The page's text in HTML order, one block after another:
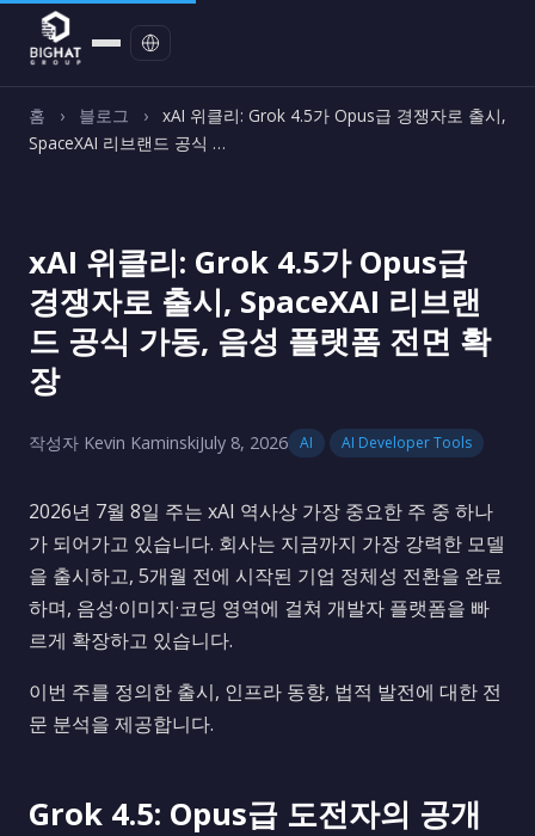
홈 › 블로그 ›
xAI 위클리: Grok 4.5가 Opus급 경쟁자로 출시,
SpaceXAI 리브랜드 공식 …
xAI 위클리: Grok 4.5가 Opus급
경쟁자로 출시, SpaceXAI 리브랜
드 공식 가동, 음성 플랫폼 전면 확
장
작성자 Kevin KaminskiJuly 8, 2026 AI AI Developer Tools
2026년 7월 8일 주는 xAI 역사상 가장 중요한 주 중 하나
가 되어가고 있습니다. 회사는 지금까지 가장 강력한 모델
을 출시하고, 5개월 전에 시작된 기업 정체성 전환을 완료
하며, 음성·이미지·코딩 영역에 걸쳐 개발자 플랫폼을 빠
르게 확장하고 있습니다.
이번 주를 정의한 출시, 인프라 동향, 법적 발전에 대한 전
문 분석을 제공합니다.
Grok 4.5: Opus급 도전자의 공개